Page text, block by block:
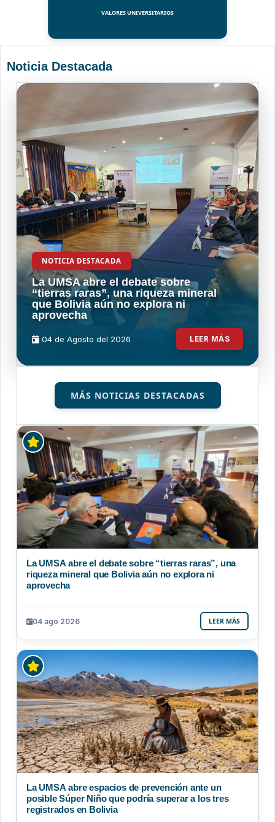
VALORES UNIVERSITARIOS
Noticia Destacada
NOTICIA DESTACADA
La UMSA abre el debate sobre
“tierras raras”, una riqueza mineral
que Bolivia aún no explora ni
aprovecha
04 de Agosto del 2026 LEER MÁS
MÁS NOTICIAS DESTACADAS
La UMSA abre el debate sobre “tierras raras”, una
riqueza mineral que Bolivia aún no explora ni
aprovecha
04 ago 2026 LEER MÁS
La UMSA abre espacios de prevención ante un
posible Súper Niño que podría superar a los tres
registrados en Bolivia